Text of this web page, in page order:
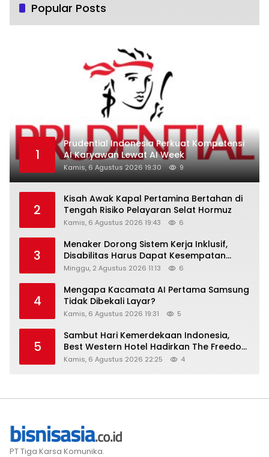
Popular Posts
1
Prudential Indonesia Perkuat Kompetensi
AI Karyawan Lewat AI Week
Kamis, 6 Agustus 2026 19:30 9
2
Kisah Awak Kapal Pertamina Bertahan di
Tengah Risiko Pelayaran Selat Hormuz
Kamis, 6 Agustus 2026 19:43 6
3
Menaker Dorong Sistem Kerja Inklusif,
Disabilitas Harus Dapat Kesempatan
Setara
Minggu, 2 Agustus 2026 11:13 6
4
Mengapa Kacamata AI Pertama Samsung
Tidak Dibekali Layar?
Kamis, 6 Agustus 2026 19:31 5
5
Sambut Hari Kemerdekaan Indonesia,
Best Western Hotel Hadirkan The Freedom
Stay Diskon Hingga 45%
Kamis, 6 Agustus 2026 22:25 4
PT Tiga Karsa Komunika.